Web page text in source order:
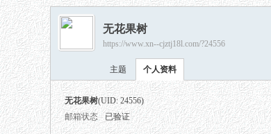
›
无花果树
https://www.xn--cjztj18l.com/?24556
主题 个人资料
无花果树(UID: 24556)
邮箱状态
已验证